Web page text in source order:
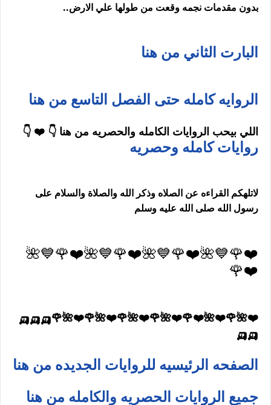
بدون مقدمات نجمه وقعت من طولها علي الارض..
البارت الثاني من هنا
الروايه كامله حتى الفصل التاسع من هنا
اللي بيحب الروايات الكامله والحصريه من هنا 👇 ❤️ 👇
روايات كامله وحصريه
لاتلهكم القراءه عن الصلاه وذكر الله والصلاة والسلام على
رسول الله صلى الله عليه وسلم
❤️🌹💙🌺❤️🌹💙🌺❤️🌹💙🌺❤️🌹💙🌺
❤️🌹
❤️🌺🌹❤️🌺❤️🌹❤️🌺🌹❤️🌺🌹❤️🌺🌹❤️🌺🌹🛺🛺🛺
🛺🛺
الصفحه الرئيسيه للروايات الجديده من هنا
جميع الروايات الحصريه والكامله من هنا